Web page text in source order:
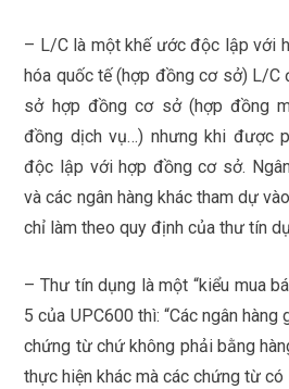
– L/C là một khế ước độc lập với
hóa quốc tế (hợp đồng cơ sở) L/C
sở hợp đồng cơ sở (hợp đồng
đồng dịch vụ…) nhưng khi được
độc lập với hợp đồng cơ sở.
và các ngân hàng khác tham dự
chỉ làm theo quy định của thư tín
– Thư tín dụng là một “kiểu mua
5 của UPC600 thì: “Các ngân
chứng từ chứ không phải bằng
thực hiện khác mà các chứng từ có